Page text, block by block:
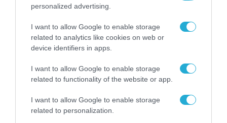
personalized advertising.
I want to allow Google to enable storage
related to analytics like cookies on web or
device identifiers in apps.
I want to allow Google to enable storage
related to functionality of the website or app.
I want to allow Google to enable storage
related to personalization.